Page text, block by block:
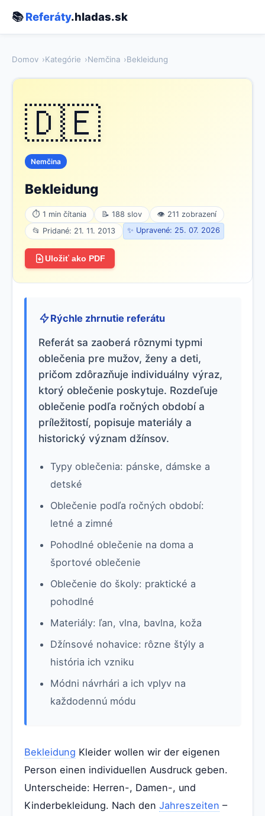
📚Referáty.hladas.sk
Domov Kategórie Nemčina Bekleidung
🇩🇪
Nemčina
Bekleidung
⏱ 1 min čítania 📝 188 slov
👁 211 zobrazení
📂 Pridané: 21. 11. 2013
✨ Upravené: 25. 07. 2026
Uložiť ako PDF
Rýchle zhrnutie referátu
Referát sa zaoberá rôznymi typmi
oblečenia pre mužov, ženy a deti,
pričom zdôrazňuje individuálny výraz,
ktorý oblečenie poskytuje. Rozdeľuje
oblečenie podľa ročných období a
príležitostí, popisuje materiály a
historický význam džínsov.
Typy oblečenia: pánske, dámske a
detské
Oblečenie podľa ročných období:
letné a zimné
Pohodlné oblečenie na doma a
športové oblečenie
Oblečenie do školy: praktické a
pohodlné
Materiály: ľan, vlna, bavlna, koža
Džínsové nohavice: rôzne štýly a
história ich vzniku
Módni návrhári a ich vplyv na
každodennú módu
Bekleidung Kleider wollen wir der eigenen
Person einen individuellen Ausdruck geben.
Unterscheide: Herren-, Damen-, und
Kinderbekleidung. Nach den Jahreszeiten –